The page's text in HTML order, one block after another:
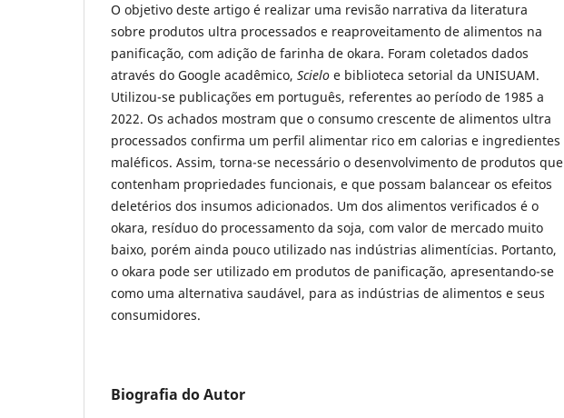
O objetivo deste artigo é realizar uma revisão narrativa da literatura
sobre produtos ultra processados e reaproveitamento de alimentos na
panificação, com adição de farinha de okara. Foram coletados dados
através do Google acadêmico, Scielo e biblioteca setorial da UNISUAM.
Utilizou-se publicações em português, referentes ao período de 1985 a
2022. Os achados mostram que o consumo crescente de alimentos ultra
processados confirma um perfil alimentar rico em calorias e ingredientes
maléficos. Assim, torna-se necessário o desenvolvimento de produtos que
contenham propriedades funcionais, e que possam balancear os efeitos
deletérios dos insumos adicionados. Um dos alimentos verificados é o
okara, resíduo do processamento da soja, com valor de mercado muito
baixo, porém ainda pouco utilizado nas indústrias alimentícias. Portanto,
o okara pode ser utilizado em produtos de panificação, apresentando-se
como uma alternativa saudável, para as indústrias de alimentos e seus
consumidores.
Biografia do Autor